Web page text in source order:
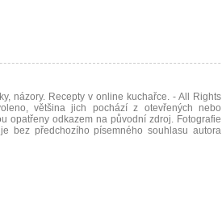
názory. Recepty v online kuchařce. - All Rights
většina jich pochází z otevřených nebo
opatřeny odkazem na původní zdroj. Fotografie
bez předchozího písemného souhlasu autora